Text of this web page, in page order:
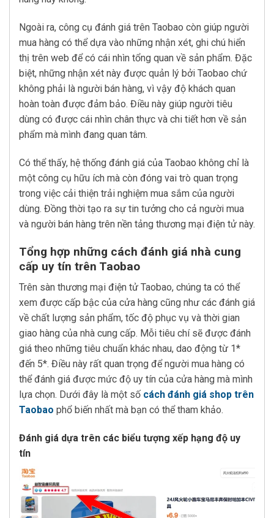
Ngoài ra, công cụ đánh giá trên Taobao còn giúp người
mua hàng có thể dựa vào những nhận xét, ghi chú hiển
thị trên web để có cái nhìn tổng quan về sản phẩm. Đặc
biệt, những nhận xét này được quản lý bởi Taobao chứ
không phải là người bán hàng, vì vậy độ khách quan
hoàn toàn được đảm bảo. Điều này giúp người tiêu
dùng có được cái nhìn chân thực và chi tiết hơn về sản
phẩm mà mình đang quan tâm.
Có thể thấy, hệ thống đánh giá của Taobao không chỉ là
một công cụ hữu ích mà còn đóng vai trò quan trọng
trong việc cải thiện trải nghiệm mua sắm của người
dùng. Đồng thời tạo ra sự tin tưởng cho cả người mua
và người bán hàng trên nền tảng thương mại điện tử này.
Tổng hợp những cách đánh giá nhà cung
cấp uy tín trên Taobao
Trên sàn thương mại điện tử Taobao, chúng ta có thể
xem được cấp bậc của cửa hàng cũng như các đánh giá
về chất lượng sản phẩm, tốc độ phục vụ và thời gian
giao hàng của nhà cung cấp. Mỗi tiêu chí sẽ được đánh
giá theo những tiêu chuẩn khác nhau, dao động từ 1*
đến 5*. Điều này rất quan trọng để người mua hàng có
thể đánh giá được mức độ uy tín của cửa hàng mà mình
lựa chọn. Dưới đây là một số cách đánh giá shop trên
Taobao phổ biến nhất mà bạn có thể tham khảo.
Đánh giá dựa trên các biểu tượng xếp hạng độ uy
tín